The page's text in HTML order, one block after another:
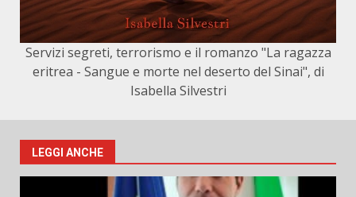
Servizi segreti, terrorismo e il romanzo "La ragazza
eritrea - Sangue e morte nel deserto del Sinai", di
Isabella Silvestri
LEGGI ANCHE